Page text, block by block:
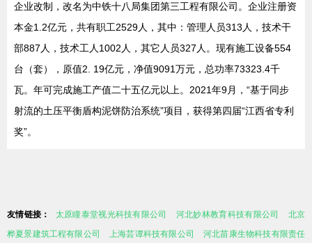
企业改制，改名为中铁十八局集团第三工程有限公司。企业注册资
本金1.2亿元，共有职工2529人，其中：管理人员313人，技术干
部887人，技术工人1002人，其它人员327人。现有施工设备554
台（套），原值2. 19亿元，净值9091万元，总功率73323.4千
瓦。年可完成施工产值二十五亿元以上。2021年9月，“基于同步
射流的土压平衡盾构泥饼防治系统”项目，获得第四届“江西省专利
奖”。
友情链接： 太原瞳泰堂视光科技有限公司 河北妙林教育科技有限公司
北京
桦夏景建筑工程有限公司
上海芸谭科技有限公司
河北苗康生物科技有限责任